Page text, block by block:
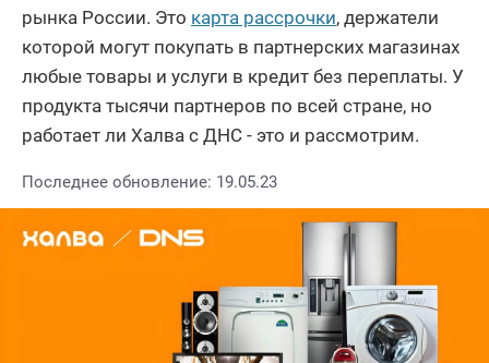
рынка России. Это карта рассрочки, держатели
которой могут покупать в партнерских магазинах
любые товары и услуги в кредит без переплаты. У
продукта тысячи партнеров по всей стране, но
работает ли Халва с ДНС - это и рассмотрим.
Последнее обновление: 19.05.23